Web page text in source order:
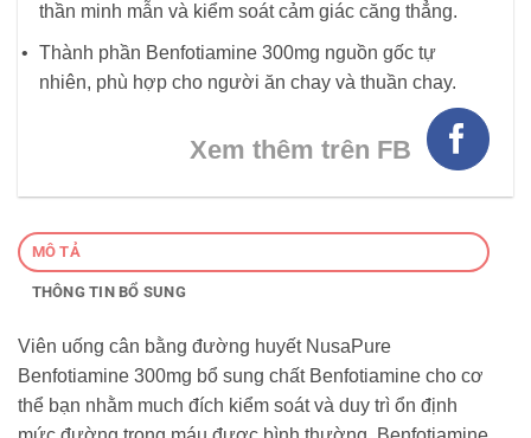
thần minh mẫn và kiểm soát cảm giác căng thẳng.
Thành phần Benfotiamine 300mg nguồn gốc tự
nhiên, phù hợp cho người ăn chay và thuần chay.
Xem thêm trên FB
MÔ TẢ
THÔNG TIN BỔ SUNG
Viên uống cân bằng đường huyết NusaPure
Benfotiamine 300mg bổ sung chất Benfotiamine cho cơ
thể bạn nhằm much đích kiểm soát và duy trì ổn định